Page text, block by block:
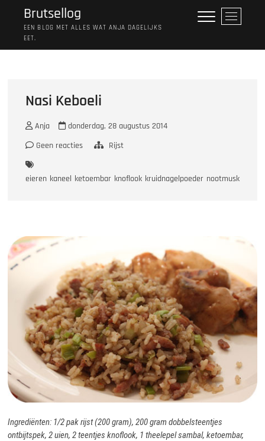
Brutsellog
EEN BLOG MET ALLES WAT ANJA DAGELIJKS
EET.
M
e
Nasi Keboeli
Anja
donderdag, 28 augustus 2014
Geen reacties
Rijst
eieren kaneel ketoembar knoflook kruidnagelpoeder nootmuskaat
Ingrediënten: 1/2 pak rijst (200 gram), 200 gram dobbelsteentjes
ontbijtspek, 2 uien, 2 teentjes knoflook, 1 theelepel sambal, ketoembar,